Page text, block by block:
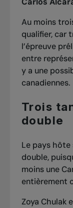
Au moins
qualifier, car
l’épreuve
entre
y a une
canadiennes.
Trois
double
Le pays
double,
moins une
entièrement
Zoya Chulak